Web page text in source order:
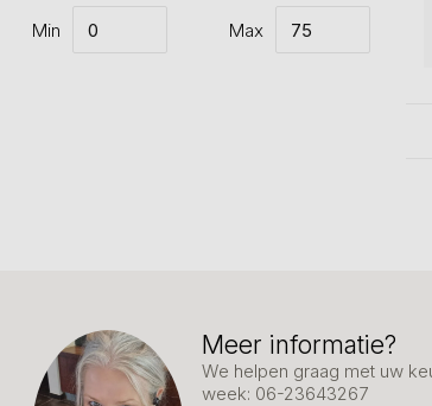
Min Max
Meer informatie?
We helpen graag met uw
week: 06-23643267